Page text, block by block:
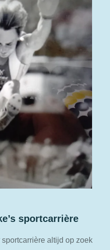
sportcarrière
altijd op zoek